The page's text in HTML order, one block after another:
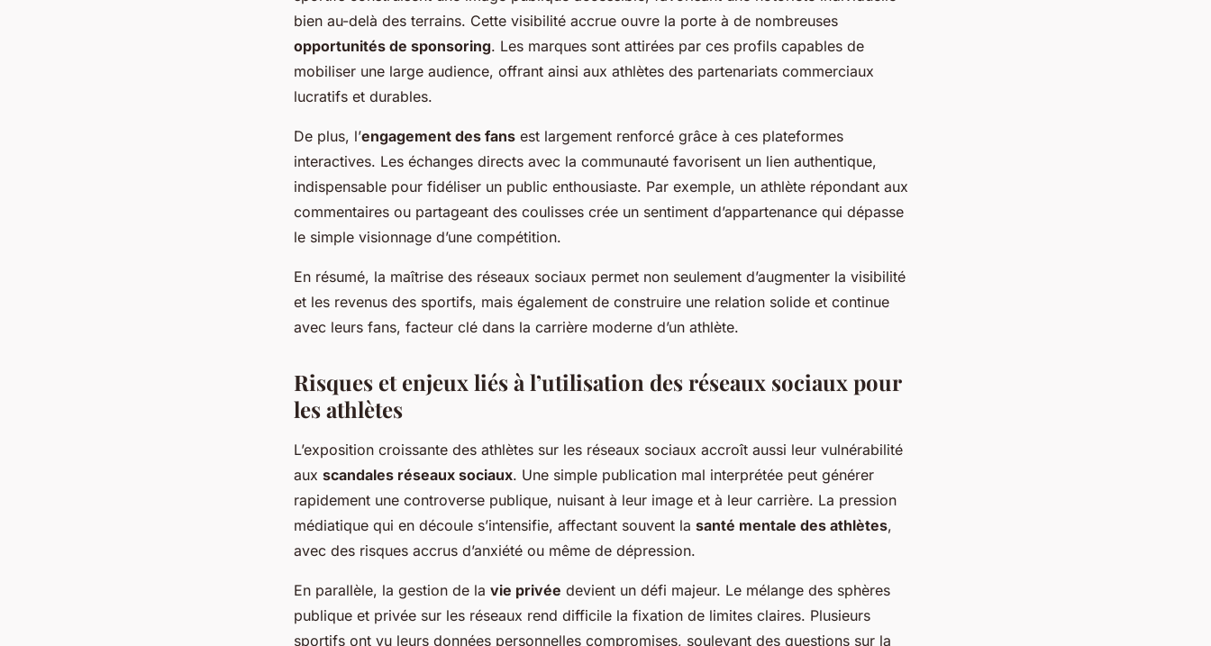
bien au-delà des terrains. Cette visibilité accrue ouvre la porte à de nombreuses
opportunités de sponsoring. Les marques sont attirées par ces profils capables de
mobiliser une large audience, offrant ainsi aux athlètes des partenariats commerciaux
lucratifs et durables.
De plus, l’engagement des fans est largement renforcé grâce à ces plateformes
interactives. Les échanges directs avec la communauté favorisent un lien authentique,
indispensable pour fidéliser un public enthousiaste. Par exemple, un athlète répondant aux
commentaires ou partageant des coulisses crée un sentiment d’appartenance qui dépasse
le simple visionnage d’une compétition.
En résumé, la maîtrise des réseaux sociaux permet non seulement d’augmenter la visibilité
et les revenus des sportifs, mais également de construire une relation solide et continue
avec leurs fans, facteur clé dans la carrière moderne d’un athlète.
Risques et enjeux liés à l’utilisation des réseaux sociaux pour
les athlètes
L’exposition croissante des athlètes sur les réseaux sociaux accroît aussi leur vulnérabilité
aux scandales réseaux sociaux. Une simple publication mal interprétée peut générer
rapidement une controverse publique, nuisant à leur image et à leur carrière. La pression
médiatique qui en découle s’intensifie, affectant souvent la santé mentale des athlètes,
avec des risques accrus d’anxiété ou même de dépression.
En parallèle, la gestion de la vie privée devient un défi majeur. Le mélange des sphères
publique et privée sur les réseaux rend difficile la fixation de limites claires. Plusieurs
sportifs ont vu leurs données personnelles compromises, soulevant des questions sur la